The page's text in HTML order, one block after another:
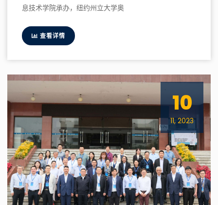
息技术学院承办，纽约州立大学奥
查看详情
10
11, 2023